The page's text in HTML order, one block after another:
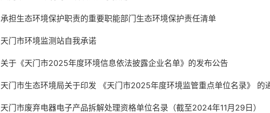
承担生态环境保护职责的重要职能部门生态环境保护责任清单
天门市环境监测站自我承诺
关于《天门市2025年度环境信息依法披露企业名单》的发布公告
天门市废弃电器电子产品拆解处理资格单位名录（截至2024年11月29日）